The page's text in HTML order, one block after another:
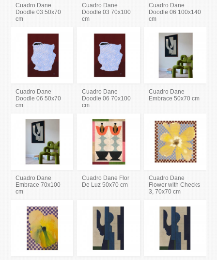
Cuadro Dane
Doodle 03 50x70
cm
Cuadro Dane
Doodle 03 70x100
cm
Cuadro Dane
Doodle 06 100x140
cm
Cuadro Dane
Doodle 06 50x70
cm
Cuadro Dane
Doodle 06 70x100
cm
Cuadro Dane
Embrace 50x70 cm
Cuadro Dane
Embrace 70x100
cm
Cuadro Dane Flor
De Luz 50x70 cm
Cuadro Dane
Flower with Checks
3, 70x70 cm